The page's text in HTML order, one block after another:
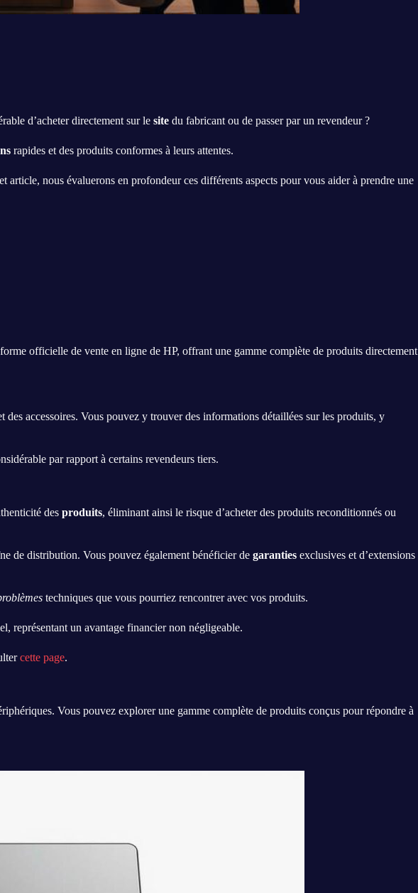
d’acheter directement sur le site du fabricant ou de passer par un revendeur ?
rapides et des produits conformes à leurs attentes.
article, nous évaluerons en profondeur ces différents aspects pour vous aider à prendre une
officielle de vente en ligne de HP, offrant une gamme complète de produits directement
des accessoires. Vous pouvez y trouver des informations détaillées sur les produits, y
par rapport à certains revendeurs tiers.
des produits, éliminant ainsi le risque d’acheter des produits reconditionnés ou
de distribution. Vous pouvez également bénéficier de garanties exclusives et d’extensions
techniques que vous pourriez rencontrer avec vos produits.
représentant un avantage financier non négligeable.
cette page.
Vous pouvez explorer une gamme complète de produits conçus pour répondre à